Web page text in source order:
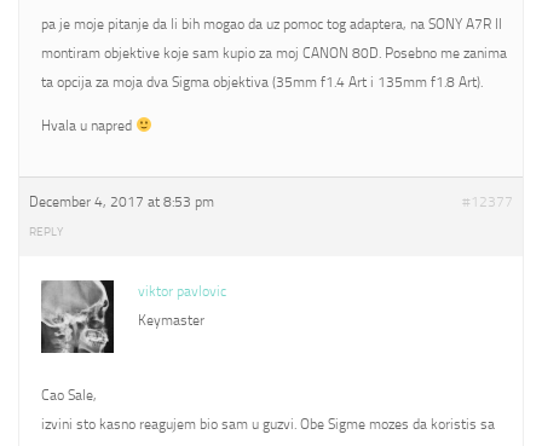
pa je moje pitanje da li bih mogao da uz pomoc tog adaptera, na SONY A7R II
montiram objektive koje sam kupio za moj CANON 80D. Posebno me zanima
ta opcija za moja dva Sigma objektiva (35mm f1.4 Art i 135mm f1.8 Art).
Hvala u napred
December 4, 2017 at 8:53 pm #12377
REPLY
viktor pavlovic
Keymaster
Cao Sale,
izvini sto kasno reagujem bio sam u guzvi. Obe Sigme mozes da koristis sa